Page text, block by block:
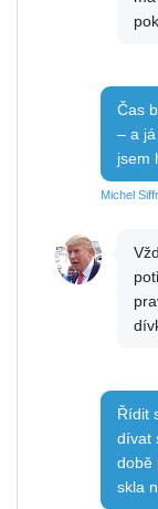
Čas
– a
jsem
Michel
Řídit
dívat
době
skla